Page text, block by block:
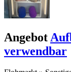
Angebot
verwendbar